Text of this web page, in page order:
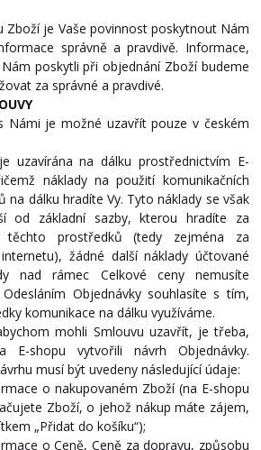
Zboží je Vaše povinnost poskytnout Nám
správně a pravdivě. Informace,
poskytli při objednání Zboží budeme
za správné a pravdivé.
Námi je možné uzavřít pouze v českém
uzavírána na dálku prostřednictvím E-
náklady na použití komunikačních
na dálku hradíte Vy. Tyto náklady se však
od základní sazby, kterou hradíte za
těchto prostředků (tedy zejména za
žádné další náklady účtované
nad rámec Celkové ceny nemusíte
Odesláním Objednávky souhlasíte s tím,
komunikace na dálku využíváme.
mohli Smlouvu uzavřít, je třeba,
E-shopu vytvořili návrh Objednávky.
musí být uvedeny následující údaje:
o nakupovaném Zboží (na E-shopu
Zboží, o jehož nákup máte zájem,
„Přidat do košíku“);
o Ceně, Ceně za dopravu, způsobu